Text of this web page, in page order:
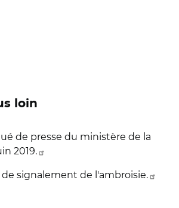
loin
de presse du ministère de la
2019.
signalement de l'ambroisie.